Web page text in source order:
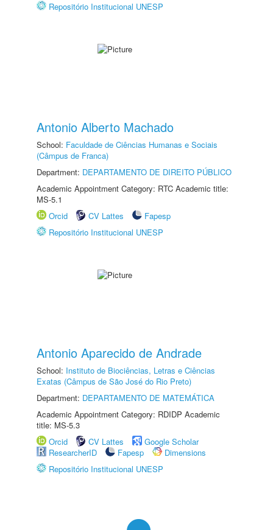
Repositório Institucional UNESP
Antonio Alberto Machado
School: Faculdade de Ciências Humanas e Sociais
(Câmpus de Franca)
Department: DEPARTAMENTO DE DIREITO PÚBLICO
Academic Appointment Category: RTC Academic title:
MS-5.1
Orcid
CV Lattes
Fapesp
Repositório Institucional UNESP
Antonio Aparecido de Andrade
School: Instituto de Biociências, Letras e Ciências
Exatas (Câmpus de São José do Rio Preto)
Department: DEPARTAMENTO DE MATEMÁTICA
Academic Appointment Category: RDIDP Academic
title: MS-5.3
Orcid
CV Lattes
Google Scholar
ResearcherID
Fapesp
Dimensions
Repositório Institucional UNESP